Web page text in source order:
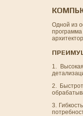
Одной из
1.
2.
3.